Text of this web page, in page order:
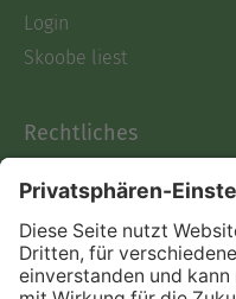
Login
Skoobe liest
Rechtliches
AGB
Informationen nach Data
Act